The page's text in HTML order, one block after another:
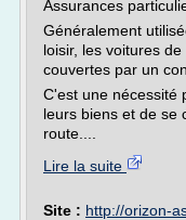
Assurances
Généralement
loisir, les voitures
couvertes par un
C'est une nécessité
leurs biens et de se
route....
Lire la suite
Site : http://orizon-